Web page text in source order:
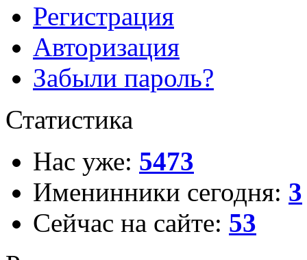
Регистрация
Авторизация
Забыли пароль?
Статистика
Нас уже: 5473
Именинники сегодня: 3
Сейчас на сайте: 53